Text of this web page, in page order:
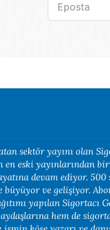
sektör yayını olan
eski yayınlarından
devam ediyor. 500
ve gelişiyor.
yapılan Sigortacı
hem de